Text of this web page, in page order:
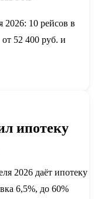
10 рейсов в
52 400 руб. и
ипотеку
2026 даёт ипотеку
6,5%, до 60%